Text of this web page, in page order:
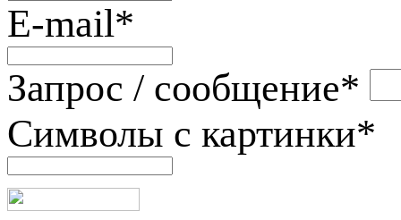
E-mail*
Запрос / сообщение*
Символы с картинки*